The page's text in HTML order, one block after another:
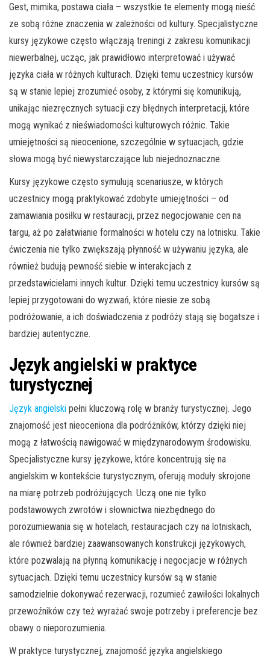
Gest, mimika, postawa ciała – wszystkie te elementy mogą nieść
ze sobą różne znaczenia w zależności od kultury. Specjalistyczne
kursy językowe często włączają treningi z zakresu komunikacji
niewerbalnej, ucząc, jak prawidłowo interpretować i używać
języka ciała w różnych kulturach. Dzięki temu uczestnicy kursów
są w stanie lepiej zrozumieć osoby, z którymi się komunikują,
unikając niezręcznych sytuacji czy błędnych interpretacji, które
mogą wynikać z nieświadomości kulturowych różnic. Takie
umiejętności są nieocenione, szczególnie w sytuacjach, gdzie
słowa mogą być niewystarczające lub niejednoznaczne.
Kursy językowe często symulują scenariusze, w których
uczestnicy mogą praktykować zdobyte umiejętności – od
zamawiania posiłku w restauracji, przez negocjowanie cen na
targu, aż po załatwianie formalności w hotelu czy na lotnisku. Takie
ćwiczenia nie tylko zwiększają płynność w używaniu języka, ale
również budują pewność siebie w interakcjach z
przedstawicielami innych kultur. Dzięki temu uczestnicy kursów są
lepiej przygotowani do wyzwań, które niesie ze sobą
podróżowanie, a ich doświadczenia z podróży stają się bogatsze i
bardziej autentyczne.
Język angielski w praktyce
turystycznej
Język angielski pełni kluczową rolę w branży turystycznej. Jego
znajomość jest nieoceniona dla podróżników, którzy dzięki niej
mogą z łatwością nawigować w międzynarodowym środowisku.
Specjalistyczne kursy językowe, które koncentrują się na
angielskim w kontekście turystycznym, oferują moduły skrojone
na miarę potrzeb podróżujących. Uczą one nie tylko
podstawowych zwrotów i słownictwa niezbędnego do
porozumiewania się w hotelach, restauracjach czy na lotniskach,
ale również bardziej zaawansowanych konstrukcji językowych,
które pozwalają na płynną komunikację i negocjacje w różnych
sytuacjach. Dzięki temu uczestnicy kursów są w stanie
samodzielnie dokonywać rezerwacji, rozumieć zawiłości lokalnych
przewoźników czy też wyrażać swoje potrzeby i preferencje bez
obawy o nieporozumienia.
W praktyce turystycznej, znajomość języka angielskiego